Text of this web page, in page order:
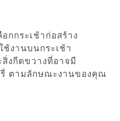
กกระเช้าก่อสร้าง
งานบนกระเช้า
งกีดขวางที่อาจมี
ตามลักษณะงานของคุณ